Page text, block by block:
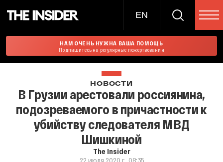
EN
НАМ ОЧЕНЬ НУЖНА ВАША ПОМОЩЬ
Подпишитесь на регулярные пожертвования
НОВОСТИ
В Грузии арестовали россиянина,
подозреваемого в причастности к
убийству следователя МВД
Шишкиной
The Insider
22 июля 2020 г., 08:35